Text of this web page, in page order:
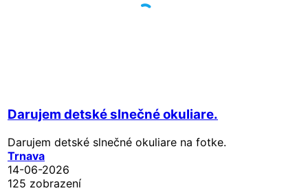
Darujem detské slnečné okuliare.
Darujem detské slnečné okuliare na fotke.
Trnava
14-06-2026
125 zobrazení